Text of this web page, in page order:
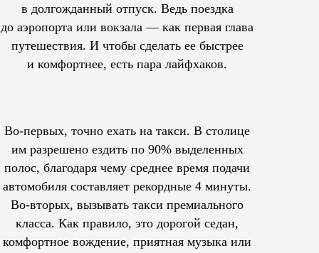
в долгожданный отпуск. Ведь поездка
до аэропорта или вокзала — как первая глава
путешествия. И чтобы сделать ее быстрее
и комфортнее, есть пара лайфхаков.
Во-первых, точно ехать на такси. В столице
им разрешеноездить по 90% выделенных
полос, благодаря чему среднее время подачи
автомобиля составляет рекордные 4 минуты.
Во-вторых, вызывать такси премиального
класса. Как правило, это дорогой седан,
комфортное вождение, приятная музыка или